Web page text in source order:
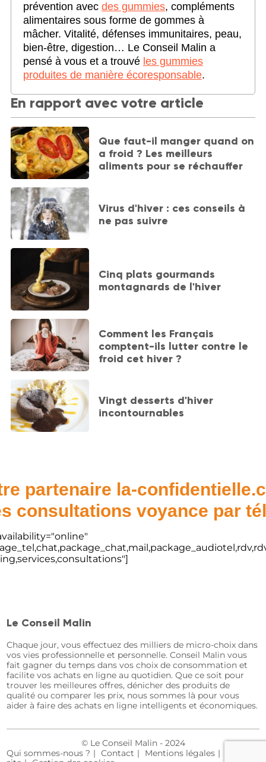
prévention avec des gummies, compléments
alimentaires sous forme de gommes à
mâcher. Vitalité, défenses immunitaires, peau,
bien-être, digestion… Le Conseil Malin a
pensé à vous et a trouvé les gummies
produites de manière écoresponsable.
En rapport avec votre article
Que faut-il manger quand on
a froid ? Les meilleurs
aliments pour se réchauffer
Virus d'hiver : ces conseils à
ne pas suivre
Cinq plats gourmands
montagnards de l'hiver
Comment les Français
comptent-ils lutter contre le
froid cet hiver ?
Vingt desserts d'hiver
incontournables
partenaire la-
consultations voyance par
Le Conseil Malin
Chaque jour, vous effectuez des milliers de micro-choix dans
vos vies professionnelle et personnelle. Conseil Malin vous
fait gagner du temps dans vos choix de consommation et
facilite vos achats en ligne au quotidien. Que ce soit pour
trouver les meilleures offres, dénicher des produits de
qualité ou comparer les prix, nous sommes là pour vous
aider à faire des achats en ligne intelligents et économiques.
© Le Conseil Malin - 2024
Qui sommes-nous ?
Contact Mentions légales